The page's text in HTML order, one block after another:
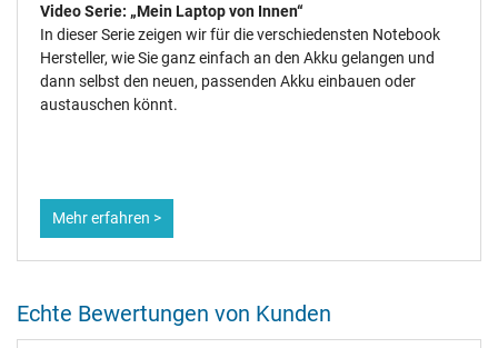
Video Serie: „Mein Laptop von Innen“
In dieser Serie zeigen wir für die verschiedensten Notebook
Hersteller, wie Sie ganz einfach an den Akku gelangen und
dann selbst den neuen, passenden Akku einbauen oder
austauschen könnt.
Mehr erfahren >
Echte Bewertungen von Kunden